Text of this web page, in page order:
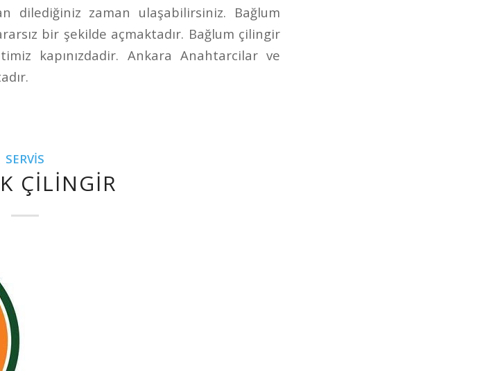
dilediğiniz zaman ulaşabilirsiniz. Bağlum
bir şekilde açmaktadır. Bağlum çilingir
kapınızdadir. Ankara Anahtarcilar ve
SERVIS
ÇILINGIR